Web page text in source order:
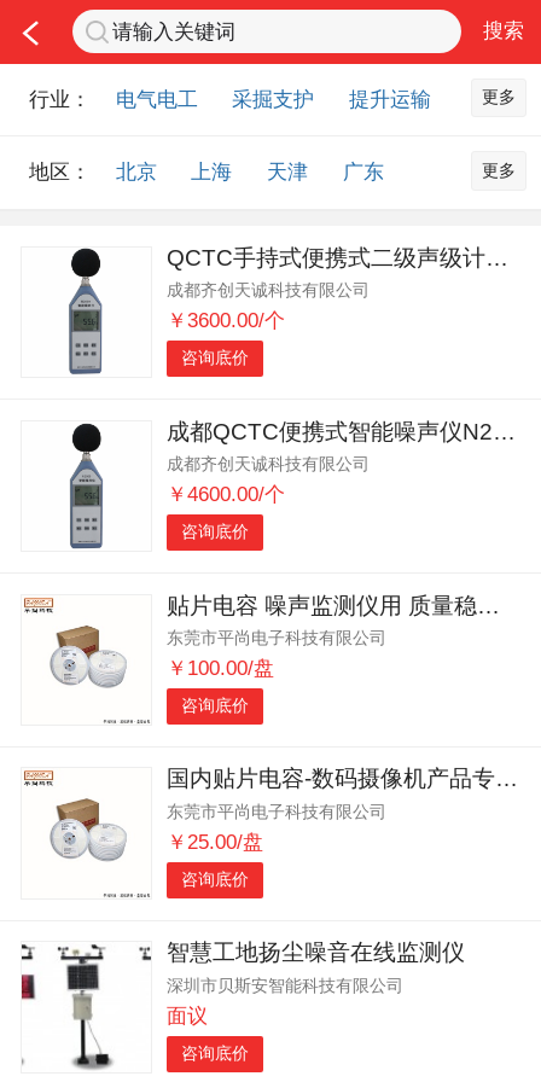
行业： 电气电工 采掘支护
提升运输
排水设备
钻探设备
非金属品
化工化学
安防设备
矿用物资
应急救援
智能制造
农业机械
交通机械
更多
地区： 北京 上海 天津
广东
内蒙古 黑龙江
吉林
江苏 浙江
湖北
安徽
陕西
西藏 甘肃
青海
海南 新疆
台湾
澳门 国外地区
更多
QCTC手持式便携式二级声级计N2000
成都齐创天诚科技有限公司
￥3600.00/个
咨询底价
成都QCTC便携式智能噪声仪N2000
成都齐创天诚科技有限公司
￥4600.00/个
咨询底价
贴片电容 噪声监测仪用 质量稳定 出货便捷
东莞市平尚电子科技有限公司
￥100.00/盘
咨询底价
国内贴片电容-数码摄像机产品专用-安全可靠
东莞市平尚电子科技有限公司
￥25.00/盘
咨询底价
智慧工地扬尘噪音在线监测仪
深圳市贝斯安智能科技有限公司
面议
咨询底价